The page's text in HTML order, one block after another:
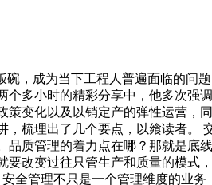
，成为当下工程人普遍面临的问
多小时的精彩分享中，他多次强
变化以及以销定产的弹性运营，
梳理出了几个要点，以飨读者。
质管理的着力点在哪？那就是底
改变过往只管生产和质量的模式
全管理不只是一个管理维度的业